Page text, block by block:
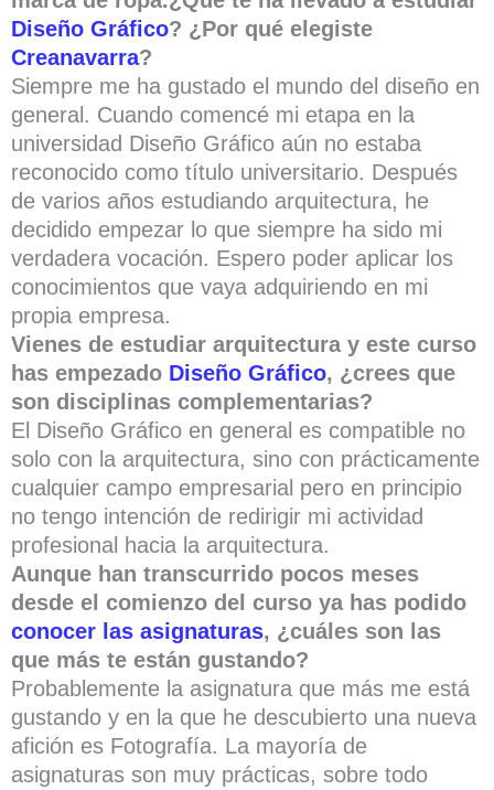
Diseño Gráfico? ¿Por qué elegiste
Creanavarra?
Siempre me ha gustado el mundo del diseño en
general. Cuando comencé mi etapa en la
universidad Diseño Gráfico aún no estaba
reconocido como título universitario. Después
de varios años estudiando arquitectura, he
decidido empezar lo que siempre ha sido mi
verdadera vocación. Espero poder aplicar los
conocimientos que vaya adquiriendo en mi
propia empresa.
Vienes de estudiar arquitectura y este curso
has empezado Diseño Gráfico, ¿crees que
son disciplinas complementarias?
El Diseño Gráfico en general es compatible no
solo con la arquitectura, sino con prácticamente
cualquier campo empresarial pero en principio
no tengo intención de redirigir mi actividad
profesional hacia la arquitectura.
Aunque han transcurrido pocos meses
desde el comienzo del curso ya has podido
conocer las asignaturas, ¿cuáles son las
que más te están gustando?
Probablemente la asignatura que más me está
gustando y en la que he descubierto una nueva
afición es Fotografía. La mayoría de
asignaturas son muy prácticas, sobre todo